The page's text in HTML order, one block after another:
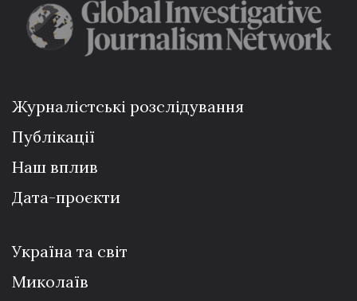
Журналістські розслідування
Публікації
Наш вплив
Дата-проєкти
Україна та світ
Миколаїв